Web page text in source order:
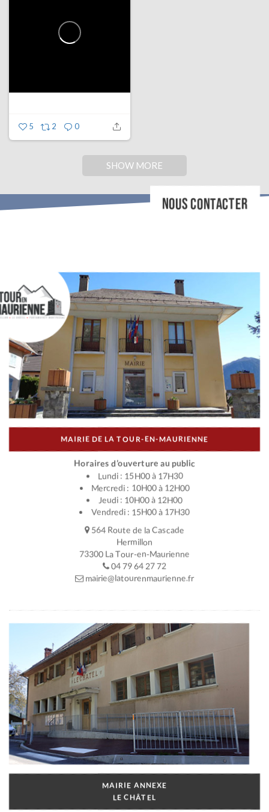
5 2 0
SHOW MORE
NOUS CONTACTER
MAIRIE DE LA TOUR-EN-MAURIENNE
Horaires d’ouverture au public
Lundi : 15H00 à 17H30
Mercredi : 10H00 à 12H00
Jeudi : 10H00 à 12H00
Vendredi : 15H00 à 17H30
564 Route de la Cascade
Hermillon
73300 La Tour-en-Maurienne
04 79 64 27 72
mairie@latourenmaurienne.fr
MAIRIE ANNEXE
LE CHÂTEL